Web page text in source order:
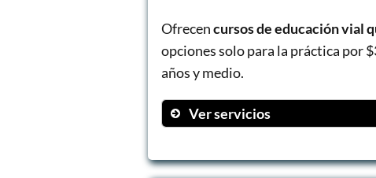
Ofrecencursos de educación vial
opciones solo para la práctica por
años y medio.
Ver servicios
6-Hour Behind the Wheel